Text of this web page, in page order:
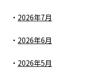
2026年7月
2026年6月
2026年5月